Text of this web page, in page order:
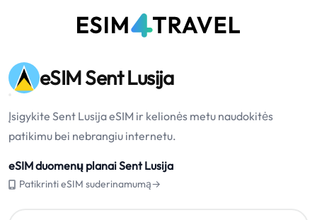
eSIM Sent Lusija
Įsigykite Sent Lusija eSIM ir kelionės metu naudokitės
patikimu bei nebrangiu internetu.
eSIM duomenų planai Sent Lusija
Patikrinti eSIM suderinamumą→